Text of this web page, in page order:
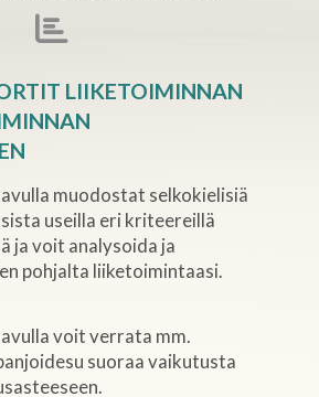
LIIKETOIMINNAN
muodostat selkokielisiä
useilla eri kriteereillä
ja voit analysoida ja
pohjalta liiketoimintaasi.
voit verrata mm.
suoraa vaikutusta